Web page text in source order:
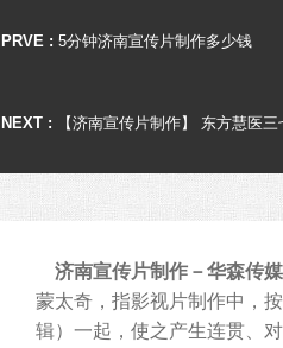
PRVE :5分钟济南宣传片制作多少钱
NEXT : 【济南宣传片制作】 东方慧医
济南宣传片制作－华森传媒
蒙太奇，指影视片制作中，
辑）一起，使之产生连贯、